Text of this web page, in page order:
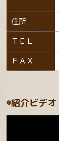
住所
ＴＥＬ
ＦＡＸ
◉紹介ビデオ